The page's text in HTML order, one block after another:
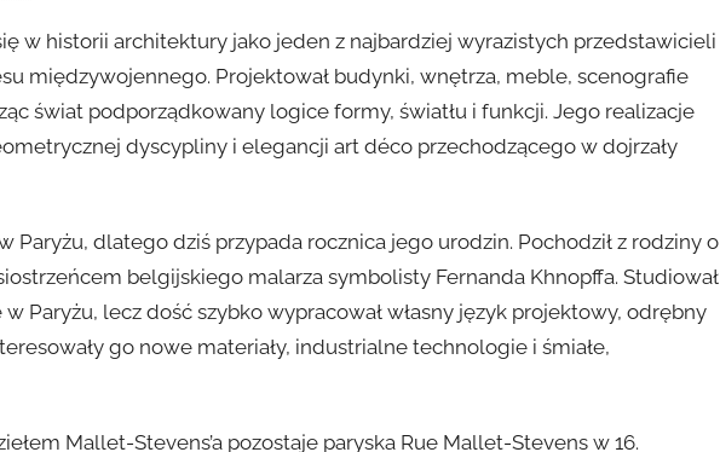
w historii architektury jako jeden z najbardziej wyrazistych przedstawicieli
międzywojennego. Projektował budynki, wnętrza, meble, scenografie
świat podporządkowany logice formy, światłu i funkcji. Jego realizacje
dyscypliny i elegancji art déco przechodzącego w dojrzały
Paryżu, dlatego dziś przypada rocznica jego urodzin. Pochodził z rodziny o
belgijskiego malarza symbolisty Fernanda Khnopffa. Studiował
Paryżu, lecz dość szybko wypracował własny język projektowy, odrębny
go nowe materiały, industrialne technologie i śmiałe,
Mallet-Stevens’a pozostaje paryska Rue Mallet-Stevens w 16.